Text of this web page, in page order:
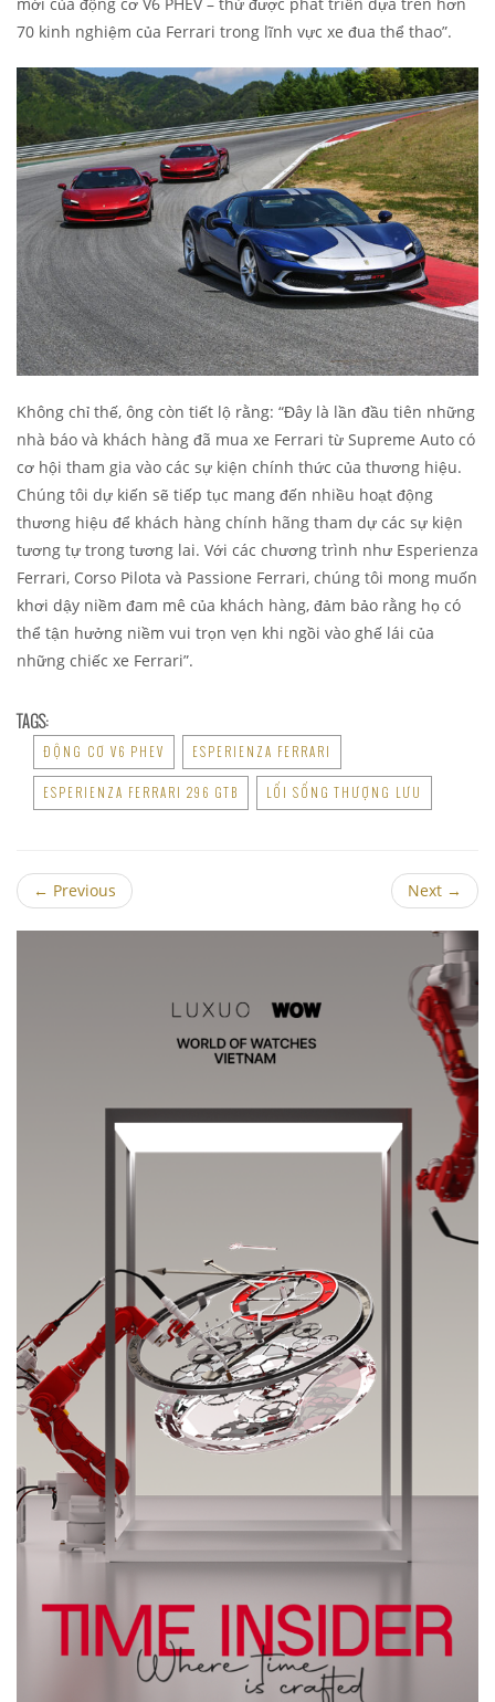
70 kinh nghiệm của Ferrari trong lĩnh vực xe đua thể thao”.
Không chỉ thế, ông còn tiết lộ rằng: “Đây là lần đầu tiên những
nhà báo và khách hàng đã mua xe Ferrari từ Supreme Auto có
cơ hội tham gia vào các sự kiện chính thức của thương hiệu.
Chúng tôi dự kiến sẽ tiếp tục mang đến nhiều hoạt động
thương hiệu để khách hàng chính hãng tham dự các sự kiện
tương tự trong tương lai. Với các chương trình như Esperienza
Ferrari, Corso Pilota và Passione Ferrari, chúng tôi mong muốn
khơi dậy niềm đam mê của khách hàng, đảm bảo rằng họ có
thể tận hưởng niềm vui trọn vẹn khi ngồi vào ghế lái của
những chiếc xe Ferrari”.
TAGS:
ĐỘNG CƠ V6 PHEV ESPERIENZA FERRARI
ESPERIENZA FERRARI 296 GTB LỐI SỐNG THƯỢNG LƯU
← Previous Next →